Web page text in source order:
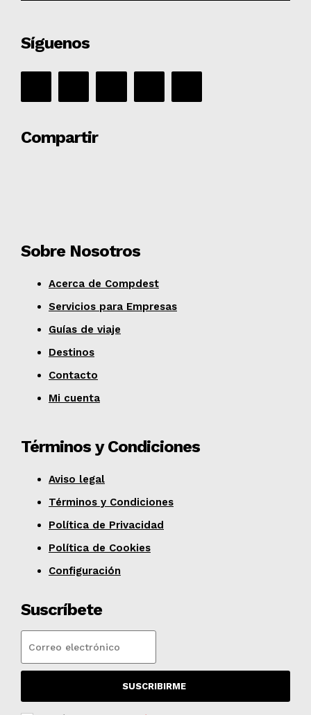
Síguenos
Compartir
Sobre Nosotros
Acerca de Compdest
Servicios para Empresas
Guías de viaje
Destinos
Contacto
Mi cuenta
Términos y Condiciones
Aviso legal
Términos y Condiciones
Política de Privacidad
Política de Cookies
Configuración
Suscríbete
SUSCRIBIRME